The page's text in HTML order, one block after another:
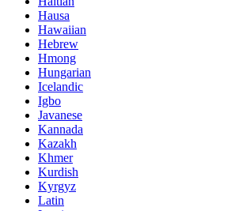
Hausa
Hawaiian
Hebrew
Hmong
Hungarian
Icelandic
Igbo
Javanese
Kannada
Kazakh
Khmer
Kurdish
Kyrgyz
Latin